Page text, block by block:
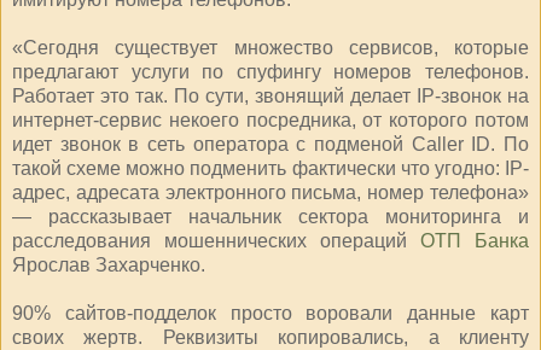
«Сегодня существует множество сервисов, которые
предлагают услуги по спуфингу номеров телефонов.
Работает это так. По сути, звонящий делает IP-звонок на
интернет-сервис некоего посредника, от которого потом
идет звонок в сеть оператора с подменой Caller ID. По
такой схеме можно подменить фактически что угодно: IP-
адрес, адресата электронного письма, номер телефона»
— рассказывает начальник сектора мониторинга и
расследования мошеннических операций ОТП Банка
Ярослав Захарченко.
90% сайтов-подделок просто воровали данные карт
своих жертв. Реквизиты копировались, а клиенту